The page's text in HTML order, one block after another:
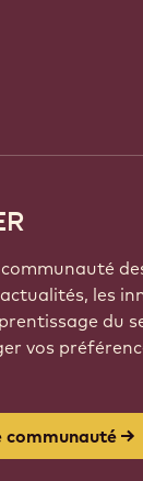
les
du
vos
communauté